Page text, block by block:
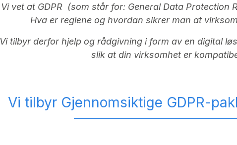
Vi vet at GDPR (som står for: General Data Protection
Hva er reglene og hvordan sikrer man at
Vi tilbyr derfor hjelp og rådgivning i form av en digital
slik at din virksomhet er
Vi tilbyr Gjennomsiktige GDPR-